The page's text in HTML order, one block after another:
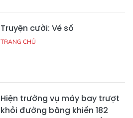
Truyện cười: Vé số
TRANG CHỦ
Hiện trường vụ máy bay trượt
khỏi đường băng khiến 182